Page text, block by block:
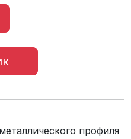
профиля